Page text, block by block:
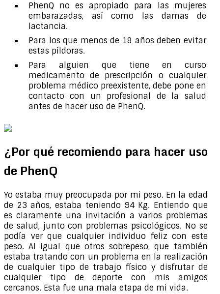
PhenQ no es apropiado para las mujeres
embarazadas, así como las damas de
lactancia.
Para los que menos de 18 años deben evitar
estas píldoras.
Para alguien que tiene en curso
medicamento de prescripción o cualquier
problema médico preexistente, debe pone en
contacto con un profesional de la salud
antes de hacer uso de PhenQ.
¿Por qué recomiendo para hacer uso
de PhenQ
Yo estaba muy preocupada por mi peso. En la edad
de 23 años, estaba teniendo 94 Kg. Entiendo que
es claramente una invitación a varios problemas
de salud, junto con problemas psicológicos. No se
podía ver que cualquier individuo feliz con este
peso. Al igual que otros sobrepeso, que también
estaba tratando con un problema en la realización
de cualquier tipo de trabajo físico y disfrutar de
cualquier tipo de deporte con mis amigos
cercanos. Esta fue una mala etapa de mi vida.